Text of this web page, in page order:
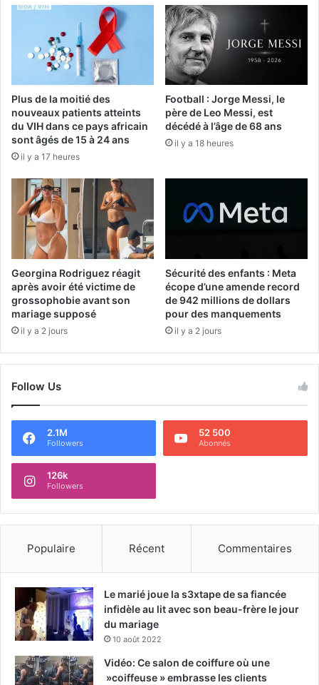
Plus de la moitié des
nouveaux patients atteints
du VIH dans ce pays africain
sont âgés de 15 à 24 ans
il y a 17 heures
Football : Jorge Messi, le
père de Leo Messi, est
décédé à l’âge de 68 ans
il y a 18 heures
Georgina Rodriguez réagit
après avoir été victime de
grossophobie avant son
mariage supposé
il y a 2 jours
Sécurité des enfants : Meta
écope d’une amende record
de 942 millions de dollars
pour des manquements
il y a 2 jours
Follow Us
2.1M
Followers
52 500
Abonnés
126k
Followers
Populaire Récent Commentaires
Le marié joue la s3xtape de sa fiancée
infidèle au lit avec son beau-frère le jour
du mariage
10 août 2022
Vidéo: Ce salon de coiffure où une
»coiffeuse » embrasse les clients